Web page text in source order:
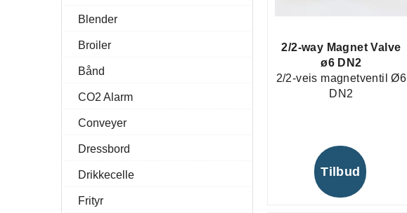
Blender
Broiler
Bånd
CO2 Alarm
Conveyer
Dressbord
Drikkecelle
Frityr
2/2-way Magnet Valve
ø6 DN2
2/2-veis magnetventil Ø6
DN2
Tilbud